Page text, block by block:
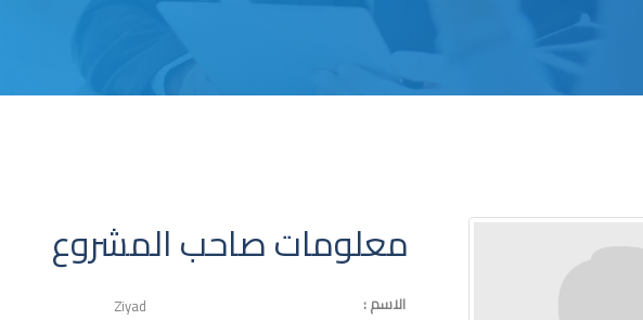
معلومات صاحب المشروع
الاسم :
Ziyad